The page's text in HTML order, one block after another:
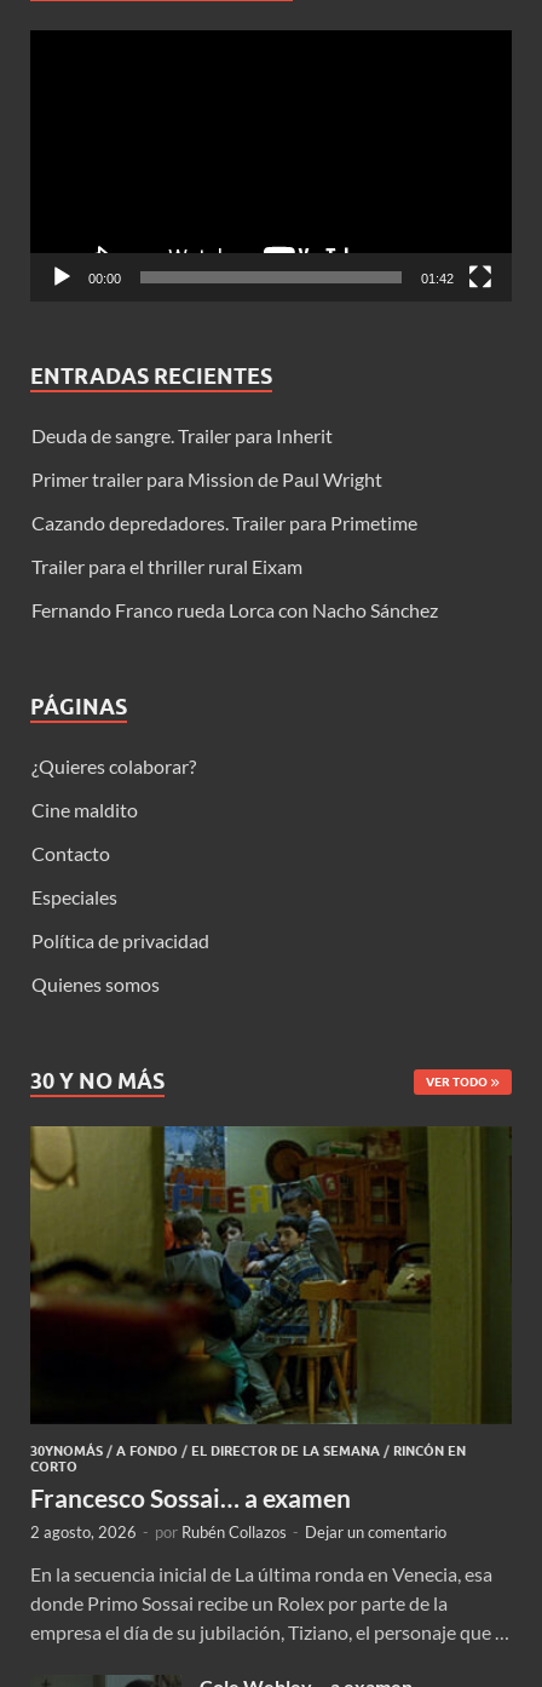
00:00 01:42
ENTRADAS RECIENTES
Deuda de sangre. Trailer para Inherit
Primer trailer para Mission de Paul Wright
Cazando depredadores. Trailer para Primetime
Trailer para el thriller rural Eixam
Fernando Franco rueda Lorca con Nacho Sánchez
PÁGINAS
¿Quieres colaborar?
Cine maldito
Contacto
Especiales
Política de privacidad
Quienes somos
30 Y NO MÁS VER TODO
30YNOMÁS / A FONDO / EL DIRECTOR DE LA SEMANA / RINCÓN EN
CORTO
Francesco Sossai… a examen
2 agosto, 2026 - por Rubén Collazos - Dejar un comentario
En la secuencia inicial de La última ronda en Venecia, esa
donde Primo Sossai recibe un Rolex por parte de la
empresa el día de su jubilación, Tiziano, el personaje que …